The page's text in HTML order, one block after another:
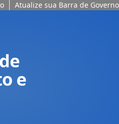
Atualize sua Barra de Governo
e